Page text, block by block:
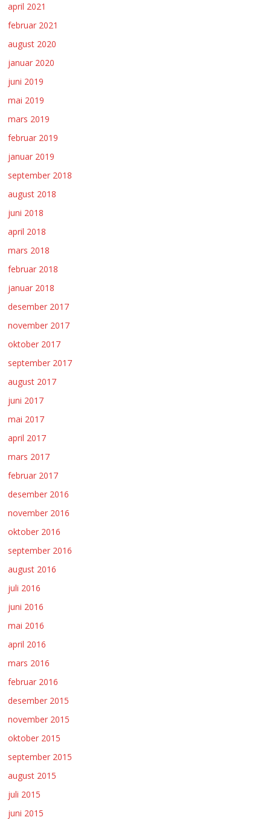
april 2021
februar 2021
august 2020
januar 2020
juni 2019
mai 2019
mars 2019
februar 2019
januar 2019
september 2018
august 2018
juni 2018
april 2018
mars 2018
februar 2018
januar 2018
desember 2017
november 2017
oktober 2017
september 2017
august 2017
juni 2017
mai 2017
april 2017
mars 2017
februar 2017
desember 2016
november 2016
oktober 2016
september 2016
august 2016
juli 2016
juni 2016
mai 2016
april 2016
mars 2016
februar 2016
desember 2015
november 2015
oktober 2015
september 2015
august 2015
juli 2015
juni 2015